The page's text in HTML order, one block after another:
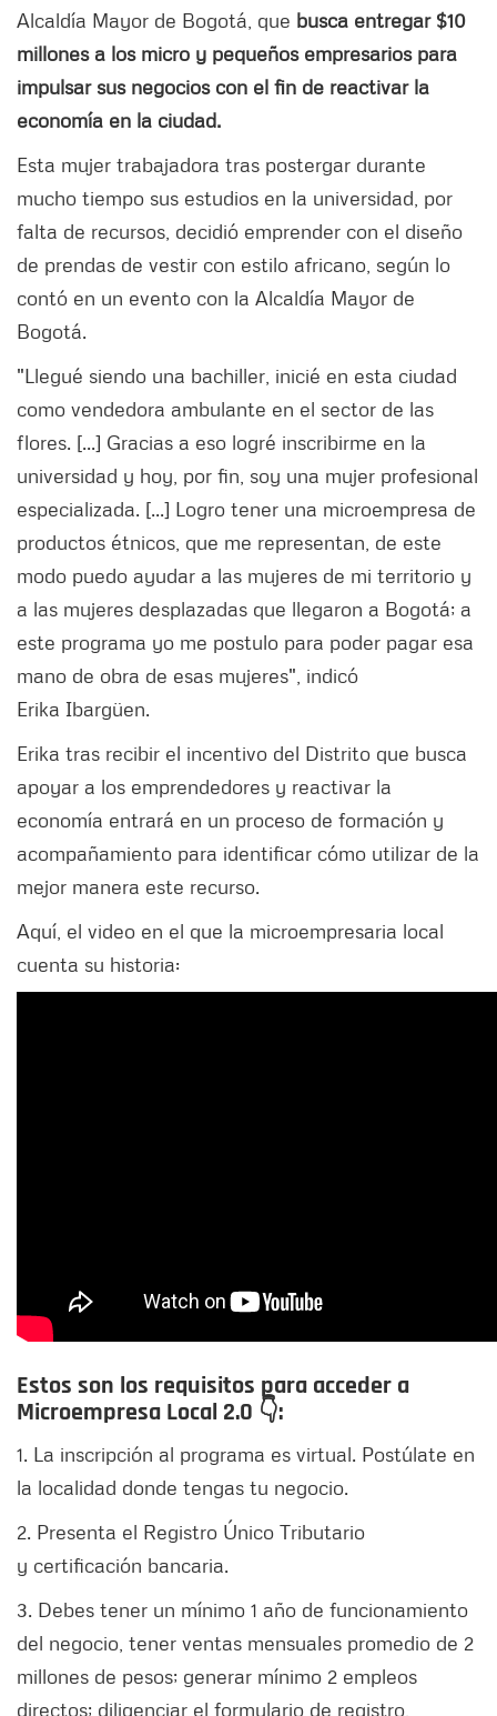
Alcaldía Mayor de Bogotá, que busca entregar $10
millones a los micro y pequeños empresarios para
impulsar sus negocios con el fin de reactivar la
economía en la ciudad.
Esta mujer trabajadora tras postergar durante
mucho tiempo sus estudios en la universidad, por
falta de recursos, decidió emprender con el diseño
de prendas de vestir con estilo africano, según lo
contó en un evento con la Alcaldía Mayor de
Bogotá.
"Llegué siendo una bachiller, inicié en esta ciudad
como vendedora ambulante en el sector de las
flores. [...] Gracias a eso logré inscribirme en la
universidad y hoy, por fin, soy una mujer profesional
especializada. [...] Logro tener una microempresa de
productos étnicos, que me representan, de este
modo puedo ayudar a las mujeres de mi territorio y
a las mujeres desplazadas que llegaron a Bogotá; a
este programa yo me postulo para poder pagar esa
mano de obra de esas mujeres", indicó
Erika Ibargüen.
Erika tras recibir el incentivo del Distrito que busca
apoyar a los emprendedores y reactivar la
economía entrará en un proceso de formación y
acompañamiento para identificar cómo utilizar de la
mejor manera este recurso.
Aquí, el video en el que la microempresaria local
cuenta su historia:
Estos son los requisitos para acceder a
Microempresa Local 2.0 👇:
1. La inscripción al programa es virtual. Postúlate en
la localidad donde tengas tu negocio.
2. Presenta el Registro Único Tributario
y certificación bancaria.
3. Debes tener un mínimo 1 año de funcionamiento
del negocio, tener ventas mensuales promedio de 2
millones de pesos; generar mínimo 2 empleos
directos; diligenciar el formulario de registro,